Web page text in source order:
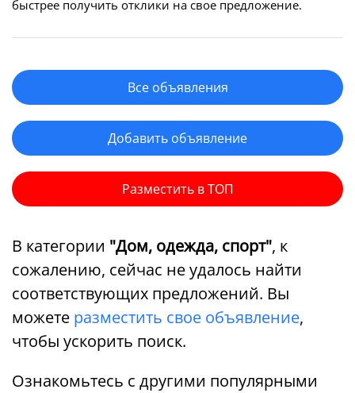
быстрее получить отклики на свое предложение.
Все объявления
Добавить объявление
Разместить в ТОП
В категории "Дом, одежда, спорт", к
сожалению, сейчас не удалось найти
соответствующих предложений. Вы
можете разместить свое объявление,
чтобы ускорить поиск.
Ознакомьтесь с другими популярными